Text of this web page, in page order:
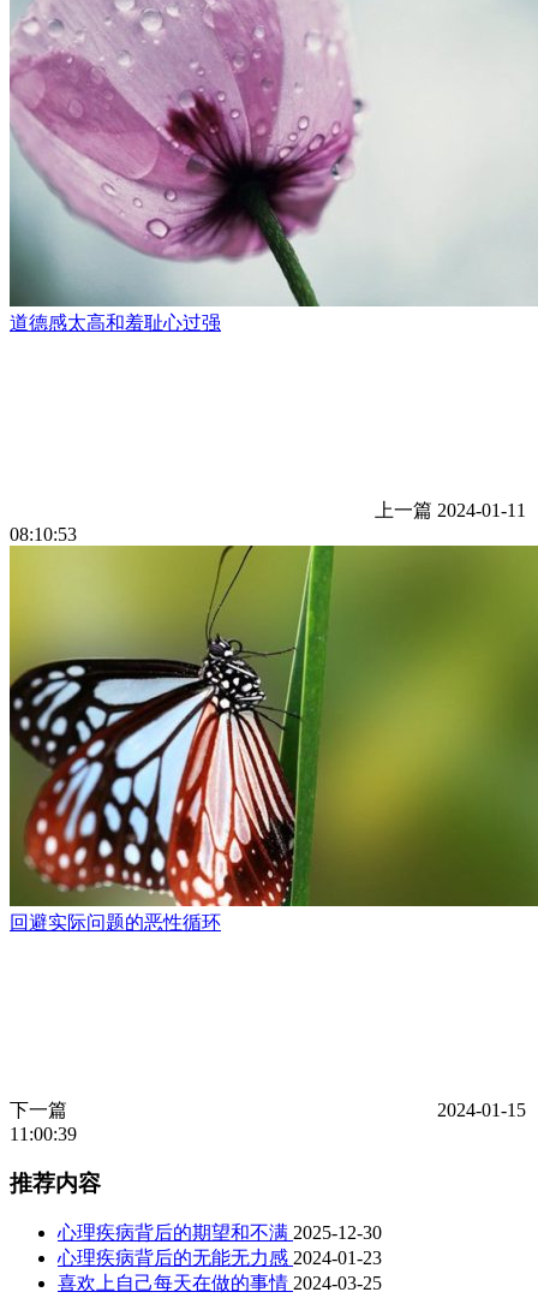
道德感太高和羞耻心过强
上一篇 2024-01-11
08:10:53
回避实际问题的恶性循环
下一篇
2024-01-15
11:00:39
推荐内容
心理疾病背后的期望和不满 2025-12-30
心理疾病背后的无能无力感 2024-01-23
喜欢上自己每天在做的事情 2024-03-25